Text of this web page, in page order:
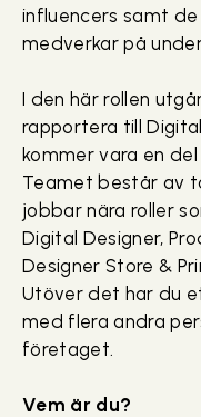
influencers samt de
medverkar på
I den här rollen
rapportera till
kommer vara en
Teamet består av
jobbar nära roller
Digital Designer,
Designer Store &
Utöver det har du
med flera andra
företaget.
Vem är du?